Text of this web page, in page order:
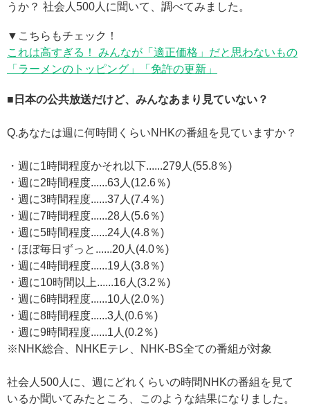
うか？ 社会人500人に聞いて、調べてみました。
▼こちらもチェック！
これは高すぎる！ みんなが「適正価格」だと思わないもの
「ラーメンのトッピング」「免許の更新」
■日本の公共放送だけど、みんなあまり見ていない？
Q.あなたは週に何時間くらいNHKの番組を見ていますか？
・週に1時間程度かそれ以下......279人(55.8％)
・週に2時間程度......63人(12.6％)
・週に3時間程度......37人(7.4％)
・週に7時間程度......28人(5.6％)
・週に5時間程度......24人(4.8％)
・ほぼ毎日ずっと......20人(4.0％)
・週に4時間程度......19人(3.8％)
・週に10時間以上......16人(3.2％)
・週に6時間程度......10人(2.0％)
・週に8時間程度......3人(0.6％)
・週に9時間程度......1人(0.2％)
※NHK総合、NHKEテレ、NHK-BS全ての番組が対象
社会人500人に、週にどれくらいの時間NHKの番組を見て
いるか聞いてみたところ、このような結果になりました。